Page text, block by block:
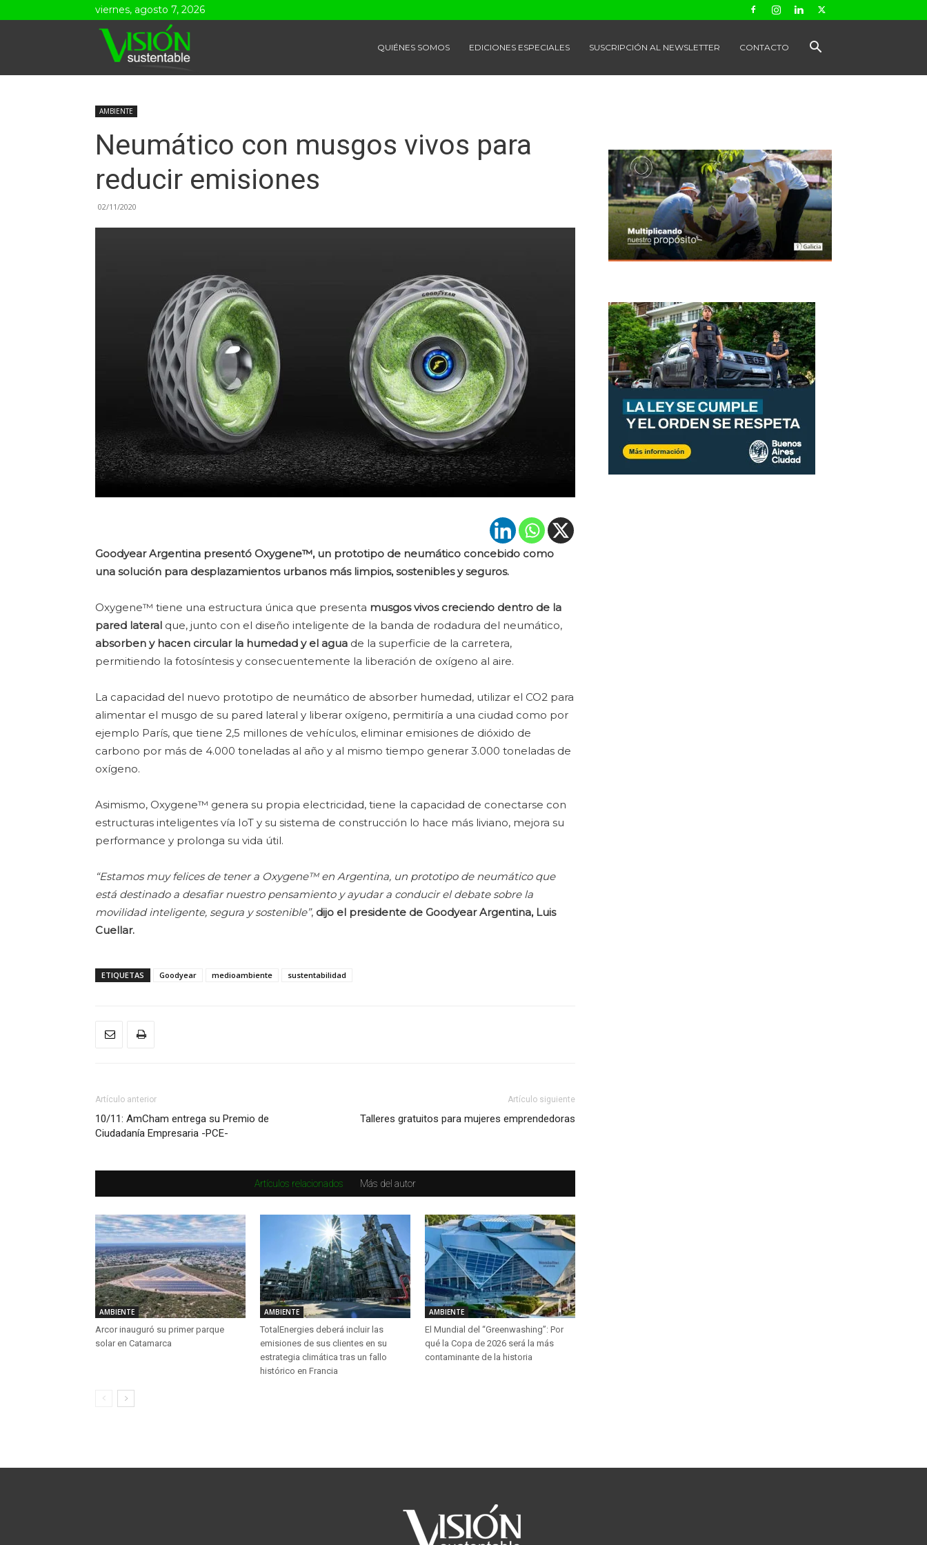
viernes, agosto 7, 2026
QUIÉNES SOMOS EDICIONES ESPECIALES SUSCRIPCIÓN AL NEWSLETTER CONTACTO
AMBIENTE
Neumático con musgos vivos para
reducir emisiones
02/11/2020
Goodyear Argentina presentó Oxygene™, un prototipo de neumático concebido como
una solución para desplazamientos urbanos más limpios, sostenibles y seguros.
Oxygene™ tiene una estructura única que presenta musgos vivos creciendo dentro de la
pared lateral que, junto con el diseño inteligente de la banda de rodadura del neumático,
absorben y hacen circular la humedad y el agua de la superficie de la carretera,
permitiendo la fotosíntesis y consecuentemente la liberación de oxígeno al aire.
La capacidad del nuevo prototipo de neumático de absorber humedad, utilizar el CO2 para
alimentar el musgo de su pared lateral y liberar oxígeno, permitiría a una ciudad como por
ejemplo París, que tiene 2,5 millones de vehículos, eliminar emisiones de dióxido de
carbono por más de 4.000 toneladas al año y al mismo tiempo generar 3.000 toneladas de
oxígeno.
Asimismo, Oxygene™ genera su propia electricidad, tiene la capacidad de conectarse con
estructuras inteligentes vía IoT y su sistema de construcción lo hace más liviano, mejora su
performance y prolonga su vida útil.
“Estamos muy felices de tener a Oxygene™ en Argentina, un prototipo de neumático que
está destinado a desafiar nuestro pensamiento y ayudar a conducir el debate sobre la
movilidad inteligente, segura y sostenible”, dijo el presidente de Goodyear Argentina, Luis
Cuellar.
ETIQUETAS Goodyear medioambiente sustentabilidad
Artículo anterior
10/11: AmCham entrega su Premio de
Ciudadanía Empresaria -PCE-
Artículo siguiente
Talleres gratuitos para mujeres emprendedoras
Artículos relacionados Más del autor
AMBIENTE
Arcor inauguró su primer parque
solar en Catamarca
AMBIENTE
TotalEnergies deberá incluir las
emisiones de sus clientes en su
estrategia climática tras un fallo
histórico en Francia
AMBIENTE
El Mundial del “Greenwashing”: Por
qué la Copa de 2026 será la más
contaminante de la historia